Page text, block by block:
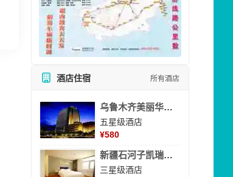
酒店住宿 所有酒店
乌鲁木齐美丽华大酒
五星级酒店
¥580
新疆石河子凯瑞酒店
三星级酒店